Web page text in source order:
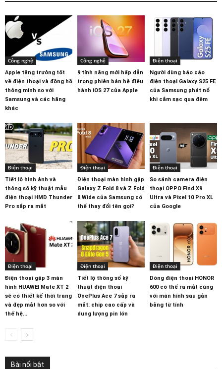
Công nghệ
Apple tăng trưởng tốt
về điện thoại và đồng hồ
thông minh so với
Samsung và các hãng
khác
Công nghệ
9 tính năng mới hấp dẫn
trong phiên bản hệ điều
hành iOS 27 của Apple
Điện thoại
Người dùng báo cáo
điện thoại Galaxy S25 FE
của Samsung phát nổ
khi cắm sạc qua đêm
Điện thoại
Tiết lộ hình ảnh và
thông số kỹ thuật mẫu
điện thoại HMD Thunder
Pro sắp ra mắt
Điện thoại
Điện thoại màn hình gập
Galaxy Z Fold 8 và Z Fold
8 Wide của Samsung có
thể thay đổi tên gọi?
Điện thoại
So sánh camera điện
thoại OPPO Find X9
Ultra và Pixel 10 Pro XL
của Google
Điện thoại
Điện thoại gập 3 màn
hình HUAWEI Mate XT 2
sẽ có thiết kế thời trang
và đẹp mắt hơn so với
thế hệ...
Điện thoại
Tiết lộ thông số kỹ
thuật điện thoại
OnePlus Ace 7 sắp ra
mắt: chip cao cấp và
dung lượng pin lớn
Điện thoại
Dòng điện thoại HONOR
600 có thể ra mắt cùng
với màn hình sau gắn
bằng từ tính
Bài nổi bật